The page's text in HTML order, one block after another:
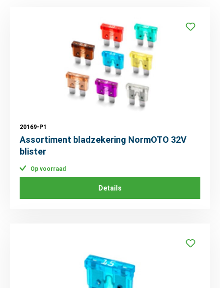
20169-P1
Assortiment bladzekering NormOTO 32V
blister
Op voorraad
Details